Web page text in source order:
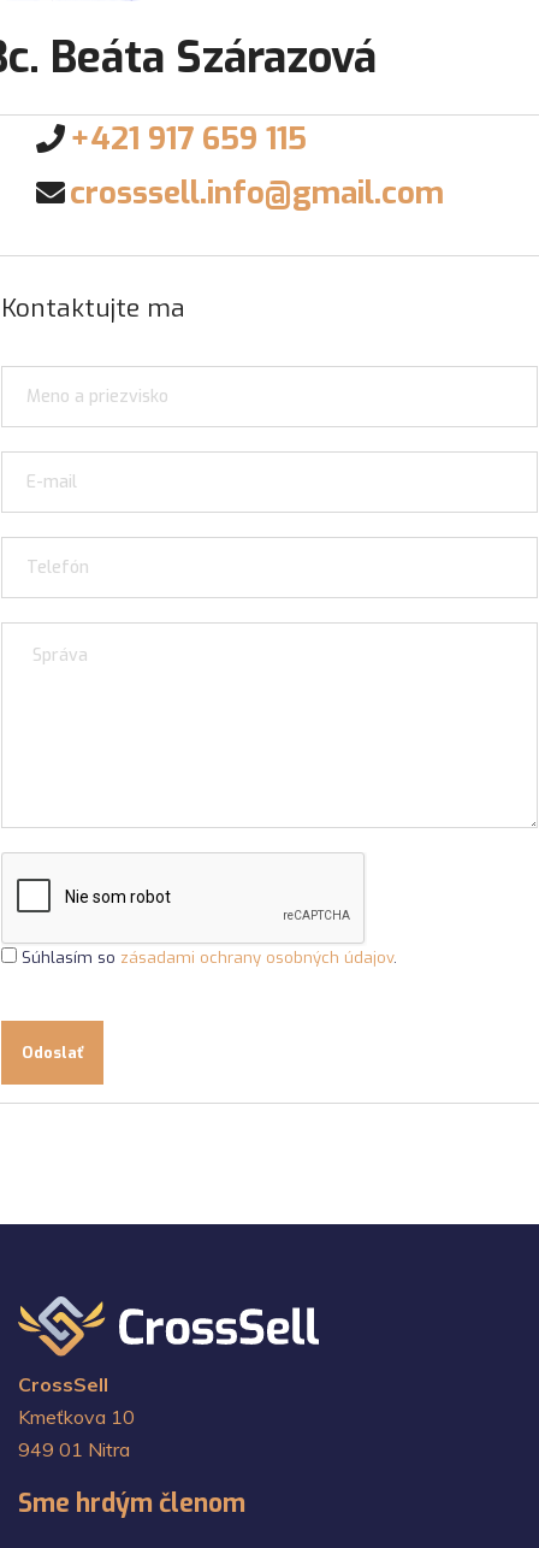
Beáta Szárazová
+421 917 659 115
crosssell.info@gmail.com
Kontaktujte ma
Súhlasím so zásadami ochrany osobných údajov.
Odoslať
CrossSell
Kmeťkova 10
949 01 Nitra
Sme hrdým členom